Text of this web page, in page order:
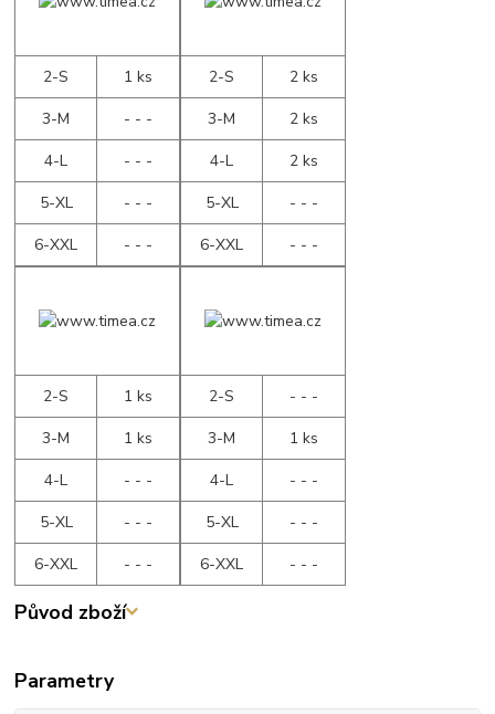
2-S
1 ks
3-M
- - -
4-L
- - -
5-XL
- - -
6-XXL
- - -
2-S
2 ks
3-M
2 ks
4-L
2 ks
5-XL
- - -
6-XXL
- - -
2-S
1 ks
3-M
1 ks
4-L
- - -
5-XL
- - -
6-XXL
- - -
2-S
- - -
3-M
1 ks
4-L
- - -
5-XL
- - -
6-XXL
- - -
Původ zboží
Parametry